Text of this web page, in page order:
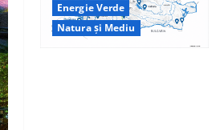
Energie Verde
Natura și Mediu